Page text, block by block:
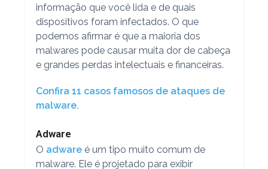
informação que você lida e de quais
dispositivos foram infectados. O que
podemos afirmar é que a maioria dos
malwares pode causar muita dor de cabeça
e grandes perdas intelectuais e financeiras.
Confira 11 casos famosos de ataques de
malware.
Adware
O adwareé um tipo muito comum de
malware. Ele é projetado para exibir